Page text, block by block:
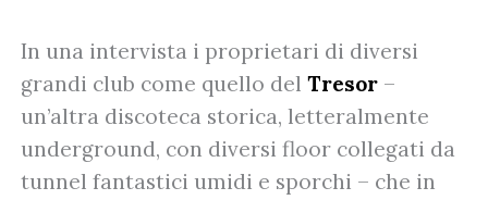
In una intervista i proprietari di diversi
grandi club come quello del Tresor –
un’altra discoteca storica, letteralmente
underground, con diversi floor collegati da
tunnel fantastici umidi e sporchi – che in